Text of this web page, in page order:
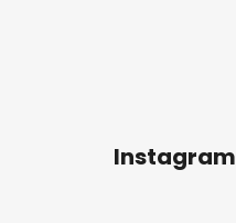
Instagram